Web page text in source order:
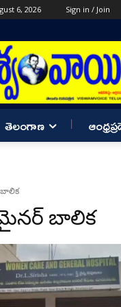
6, 2026 Sign in / Join
తెలంగాణ
బాలిక